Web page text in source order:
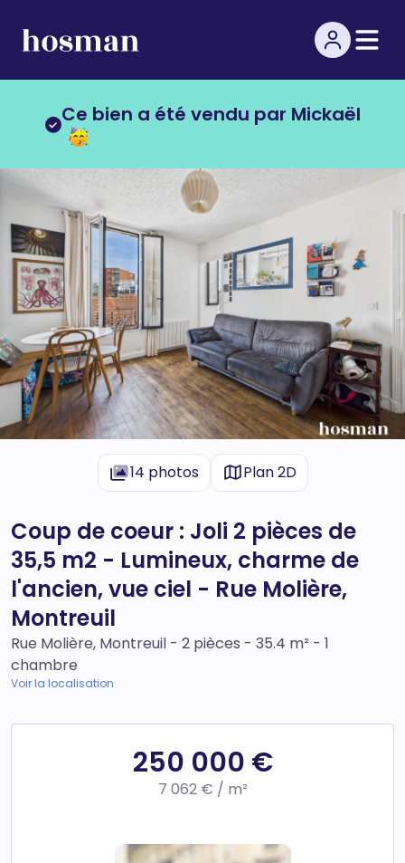
Ce bien a été vendu par Mickaël
14 photos Plan 2D
Coup de coeur : Joli 2 pièces de
35,5 m2 - Lumineux, charme de
l'ancien, vue ciel - Rue Molière,
Montreuil
Rue Molière, Montreuil - 2 pièces - 35.4 m² - 1
chambre
Voir la localisation
250 000 €
7 062 € / m²